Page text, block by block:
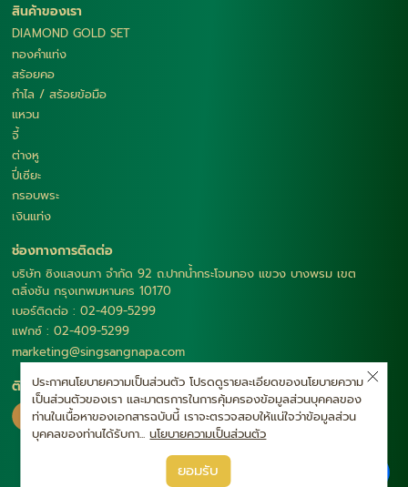
สินค้าของเรา
DIAMOND GOLD SET
ทองคำแท่ง
สร้อยคอ
กำไล / สร้อยข้อมือ
แหวน
จี้
ต่างหู
ปี่เซียะ
กรอบพระ
เงินแท่ง
ช่องทางการติดต่อ
บริษัท ซิงแสงนภา จำกัด 92 ถ.ปากน้ำกระโจมทอง แขวง บางพรม เขต
ตลิ่งชัน กรุงเทพมหานคร 10170
เบอร์ติดต่อ : 02-409-5299
แฟกซ์ : 02-409-5299
marketing@singsangnapa.com
ติดตามเรา
|
ประกาศนโยบายความเป็นส่วนตัว โปรดดูรายละเอียดของนโยบายความ
เป็นส่วนตัวของเรา และมาตรการในการคุ้มครองข้อมูลส่วนบุคคลของ
ท่านในเนื้อหาของเอกสารฉบับนี้ เราจะตรวจสอบให้แน่ใจว่าข้อมูลส่วน
บุคคลของท่านได้รับกา... นโยบายความเป็นส่วนตัว
ยอมรับ